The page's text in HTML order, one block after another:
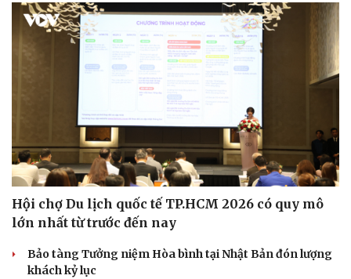
Sân khấu - Điện ảnh
Âm nhạc
Di sản
Giải trí
Nghệ sĩ
Thời trang
Sao Việt
Hội chợ Du lịch quốc tế TP.HCM 2026 có quy mô
lớn nhất từ trước đến nay
Bảo tàng Tưởng niệm Hòa bình tại Nhật Bản đón lượng
khách kỷ lục